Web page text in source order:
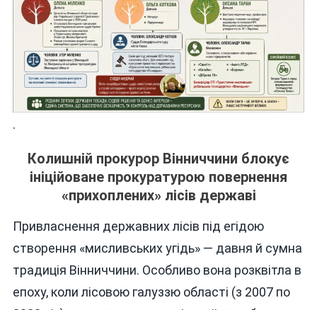
.
Колишній прокурор Вінниччини блокує
ініційоване прокуратурою повернення
«прихоплених» лісів державі
Привласнення державних лісів під егідою
створення «мисливських угідь» — давня й сумна
традиція Вінниччини. Особливо вона розквітла в
епоху, коли лісовою галуззю області (з 2007 по